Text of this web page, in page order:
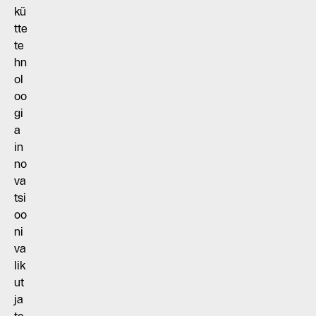
kü
tte
te
hn
ol
oo
gi
a
in
no
va
tsi
oo
ni
va
lik
ut
ja